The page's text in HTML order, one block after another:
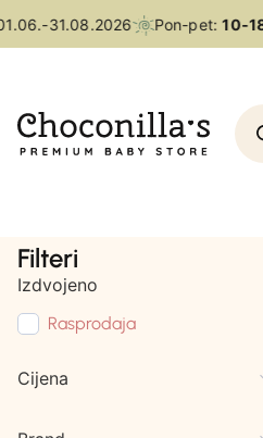
31.08.2026 Pon-pet:10-18h
Filteri
Izdvojeno
Rasprodaja
Cijena